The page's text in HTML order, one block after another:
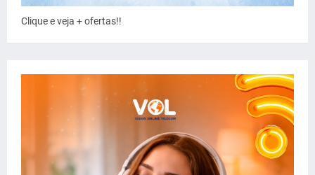
Clique e veja + ofertas!!